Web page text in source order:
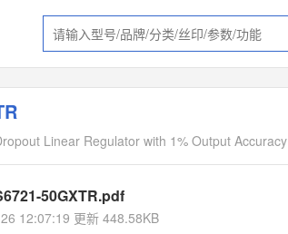
Linear Regulator with 1% Output Accuracy
50GXTR.pdf
12:07:19 更新 448.58KB